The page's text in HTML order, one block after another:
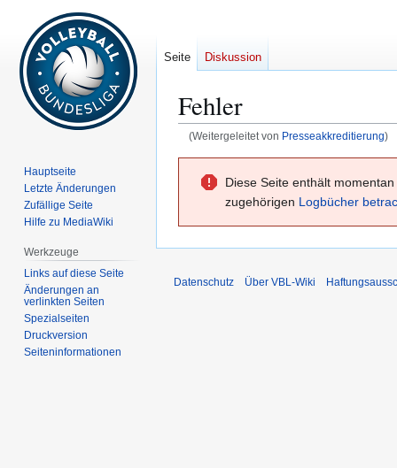
Fehler
(Weitergeleitet von Presseakkreditierung)
Navigation
springen
Suche
springen
Diese Seite enthält
zugehörigen Logbücher
Seite Diskussion
Hauptseite
Letzte Änderungen
Zufällige Seite
Hilfe zu MediaWiki
Werkzeuge
Links auf diese Seite
Änderungen an
verlinkten Seiten
Spezialseiten
Druckversion
Seiten­­informationen
Datenschutz Über VBL-Wiki